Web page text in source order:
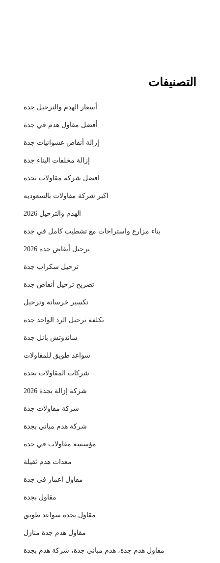
التصنيفات
أسعار الهدم والترحيل جدة
أفضل مقاول هدم في جدة
إزالة أنقاض عشوائيات جدة
إزالة مخلفات البناء جدة
افضل شركة مقاولات بجدة
اكبر شركة مقاولات بالسعوديه
الهدم والترحيل 2026
بناء مزارع واستراحات مع تشطيب كامل في جدة
ترحيل أنقاض جدة 2026
ترحيل سكراب جدة
تصريح ترحيل أنقاض جدة
تكسير خرسانة وترحيل
تكلفة ترحيل الرد الواحد جدة
ساندوتش بانل جدة
سواعد طويق للمقاولات
شركات المقاولات بجدة
شركة إزالة بجدة 2026
شركة مقاولات جدة
شركة هدم مباني بجدة
مؤسسة مقاولات في جده
معدات هدم ثقيلة
مقاول اعمار في جدة
مقاول بجدة
مقاول بجده سواعد طويق
مقاول هدم جدة منازل
مقاول هدم جدة، هدم مباني جدة، شركة هدم بجدة